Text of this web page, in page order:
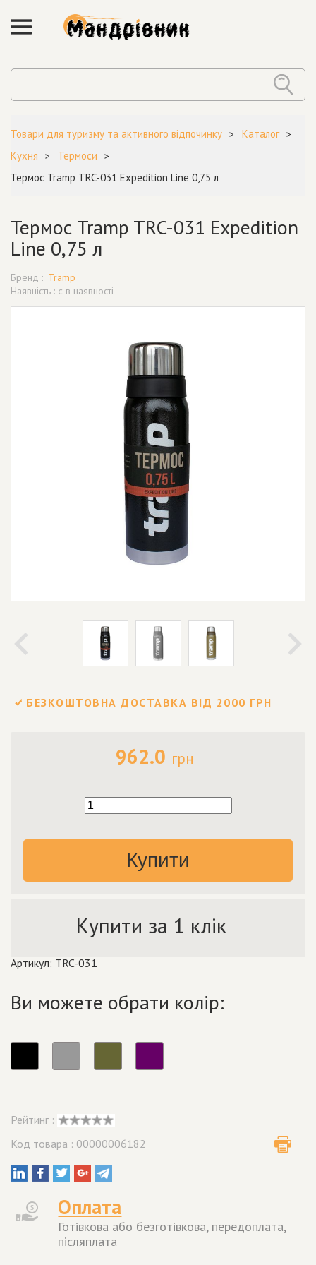
Товари для туризму та активного відпочинку
Каталог
Кухня
Термоси
Термос Tramp TRC-031 Expedition Line 0,75 л
Термос Tramp TRC-031 Expedition
Line 0,75 л
Бренд : Tramp
Наявність : є в наявності
БЕЗКОШТОВНА ДОСТАВКА ВІД 2000 ГРН
962.0 грн
Купити
Купити за 1 клік
Артикул: TRC-031
Ви можете обрати колір:
Рейтинг :
Код товара : 00000006182
Оплата
Готівкова або безготівкова, передоплата,
післяплата